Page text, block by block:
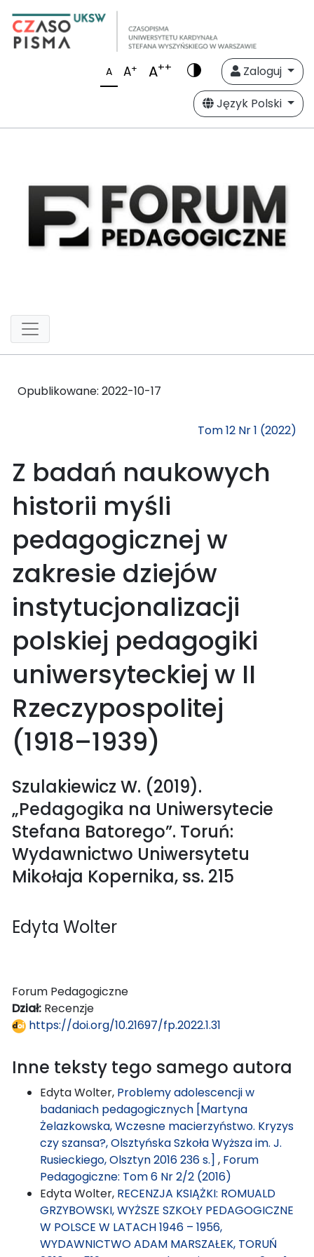
A A+ A++
Zaloguj
Język Polski
Opublikowane: 2022-10-17
Tom 12 Nr 1 (2022)
Z badań naukowych
historii myśli
pedagogicznej w
zakresie dziejów
instytucjonalizacji
polskiej pedagogiki
uniwersyteckiej w II
Rzeczypospolitej
(1918–1939)
Szulakiewicz W. (2019).
„Pedagogika na Uniwersytecie
Stefana Batorego”. Toruń:
Wydawnictwo Uniwersytetu
Mikołaja Kopernika, ss. 215
Edyta Wolter
Forum Pedagogiczne
Dział: Recenzje
https://doi.org/10.21697/fp.2022.1.31
Inne teksty tego samego autora
Edyta Wolter, Problemy adolescencji w
badaniach pedagogicznych [Martyna
Żelazkowska, Wczesne macierzyństwo. Kryzys
czy szansa?, Olsztyńska Szkoła Wyższa im. J.
Rusieckiego, Olsztyn 2016 236 s.] , Forum
Pedagogiczne: Tom 6 Nr 2/2 (2016)
Edyta Wolter, RECENZJA KSIĄŻKI: ROMUALD
GRZYBOWSKI, WYŻSZE SZKOŁY PEDAGOGICZNE
W POLSCE W LATACH 1946 – 1956,
WYDAWNICTWO ADAM MARSZAŁEK, TORUŃ